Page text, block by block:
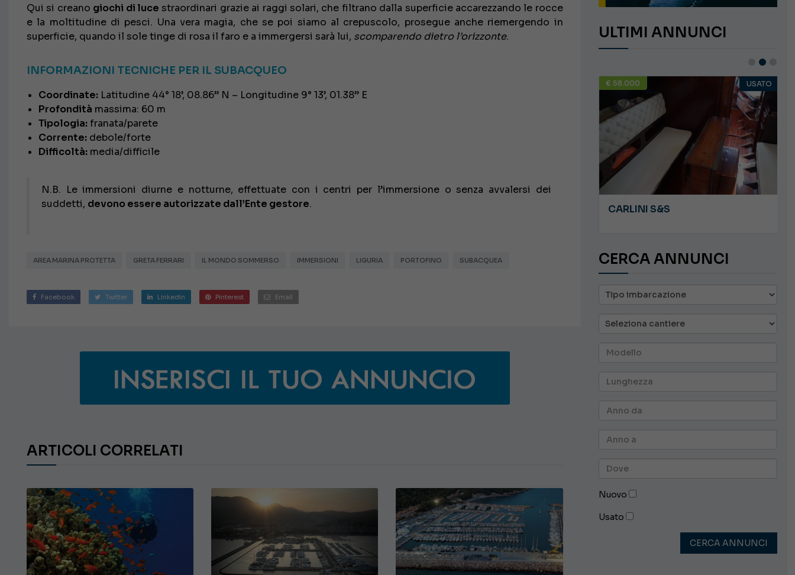
Qui si creano giochi di luce straordinari grazie ai raggi solari, che filtrano dalla superficie accarezzando le rocce
e la moltitudine di pesci. Una vera magia, che se poi siamo al crepuscolo, prosegue anche riemergendo in
superficie, quando il sole tinge di rosa il faro e a immergersi sarà lui, scomparendo dietro l’orizzonte.
INFORMAZIONI TECNICHE PER IL SUBACQUEO
Coordinate: Latitudine 44° 18’, 08.86’’ N – Longitudine 9° 13’, 01.38’’ E
Profondità massima: 60 m
Tipologia: franata/parete
Corrente: debole/forte
Difficoltà: media/difficile
N.B. Le immersioni diurne e notturne, effettuate con i centri per l’immersione o senza avvalersi dei
suddetti, devono essere autorizzate dall’Ente gestore.
AREA MARINA PROTETTA GRETA FERRARI IL MONDO SOMMERSO IMMERSIONI LIGURIA PORTOFINO SUBACQUEA
Facebook Twitter Linkedin Pinterest Email
ARTICOLI CORRELATI
ULTIMI ANNUNCI
€ 58.000 USATO
CARLINI S&S
CERCA ANNUNCI
Nuovo
Usato
CERCA ANNUNCI